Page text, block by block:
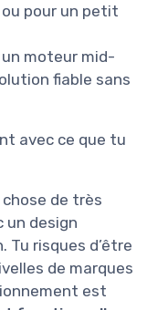
ou pour un petit
un moteur mid-
fiable sans
avec ce que tu
de très
un design
Tu risques d’être
de marques
est